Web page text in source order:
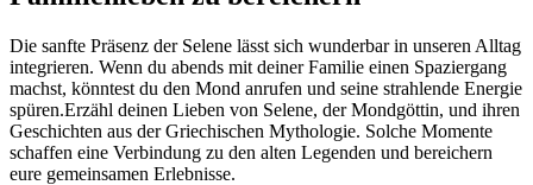
Die sanfte Präsenz der Selene lässt⁣ sich wunderbar⁤ in unseren Alltag‍
integrieren. Wenn du⁤ abends mit deiner Familie einen‌ Spaziergang
⁢machst, könntest du den Mond anrufen und seine strahlende Energie
spüren.Erzähl deinen Lieben von Selene, der Mondgöttin, und ihren
Geschichten aus der Griechischen Mythologie. Solche Momente
schaffen eine Verbindung zu den alten Legenden und bereichern
eure gemeinsamen Erlebnisse.